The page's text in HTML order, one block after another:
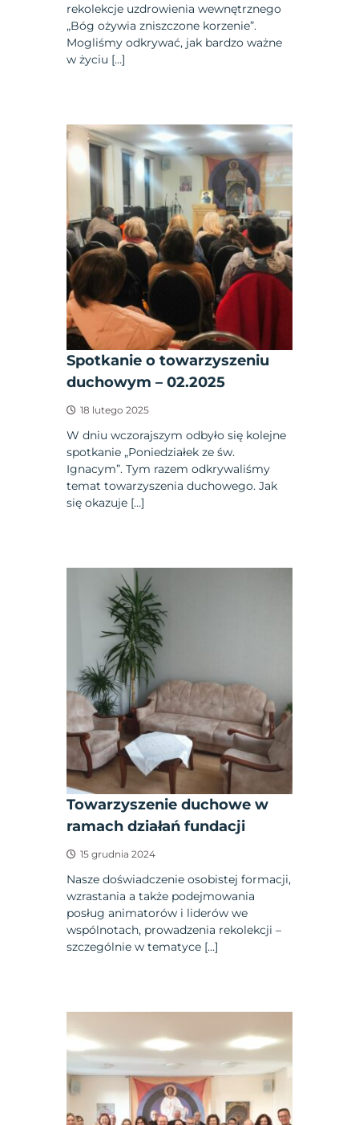
rekolekcje uzdrowienia wewnętrznego
„Bóg ożywia zniszczone korzenie”.
Mogliśmy odkrywać, jak bardzo ważne
w życiu […]
Spotkanie o towarzyszeniu
duchowym – 02.2025
18 lutego 2025
W dniu wczorajszym odbyło się kolejne
spotkanie „Poniedziałek ze św.
Ignacym”. Tym razem odkrywaliśmy
temat towarzyszenia duchowego. Jak
się okazuje […]
Towarzyszenie duchowe w
ramach działań fundacji
15 grudnia 2024
Nasze doświadczenie osobistej formacji,
wzrastania a także podejmowania
posług animatorów i liderów we
wspólnotach, prowadzenia rekolekcji –
szczególnie w tematyce […]